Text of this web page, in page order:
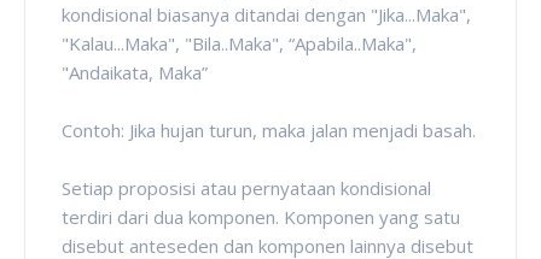
kondisional biasanya ditandai dengan "Jika...Maka",
"Kalau...Maka", "Bila..Maka", “Apabila..Maka",
"Andaikata, Maka”
Contoh: Jika hujan turun, maka jalan menjadi basah.
Setiap proposisi atau pernyataan kondisional
terdiri dari dua komponen. Komponen yang satu
disebut anteseden dan komponen lainnya disebut